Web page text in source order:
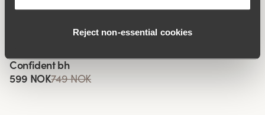
Reject non‑essential cookies
Smooth Lacy T-skjorte-
629 NOK
Sweet Senses bh
Viewing image 1 of 4
Confident bh
599 NOK749 NOK